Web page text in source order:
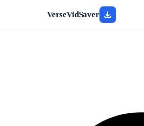
VerseVidSaver